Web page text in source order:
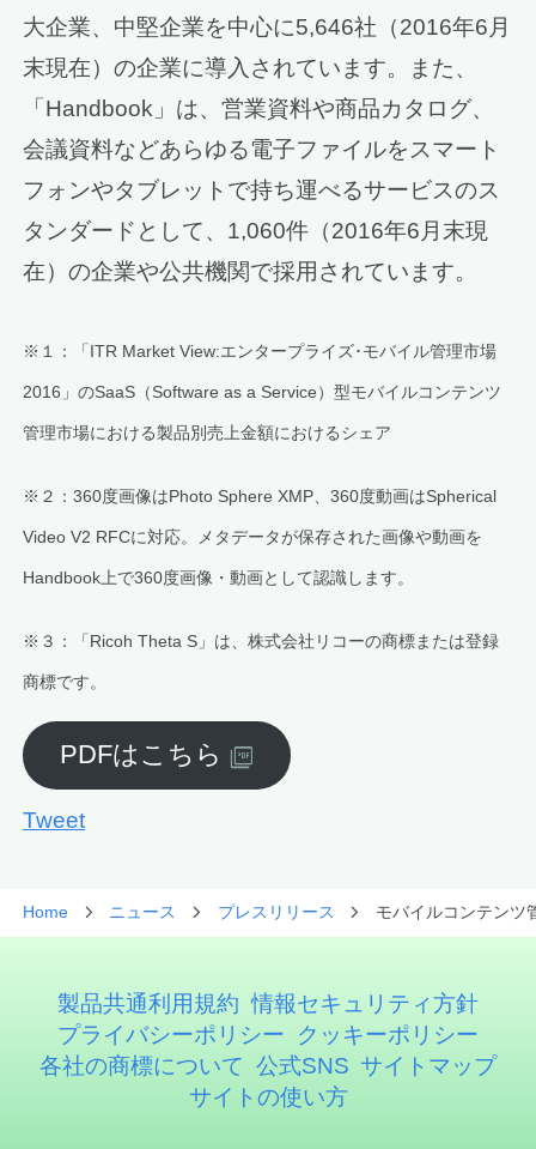
大企業、中堅企業を中心に5,646社（2016年6月
末現在）の企業に導入されています。また、
「Handbook」は、営業資料や商品カタログ、
会議資料などあらゆる電子ファイルをスマート
フォンやタブレットで持ち運べるサービスのス
タンダードとして、1,060件（2016年6月末現
在）の企業や公共機関で採用されています。
※１：「ITR Market View:エンタープライズ･モバイル管理市場
2016」のSaaS（Software as a Service）型モバイルコンテンツ
管理市場における製品別売上金額におけるシェア
※２：360度画像はPhoto Sphere XMP、360度動画はSpherical
Video V2 RFCに対応。メタデータが保存された画像や動画を
Handbook上で360度画像・動画として認識します。
※３：「Ricoh Theta S」は、株式会社リコーの商標または登録
商標です。
PDFはこちら
Tweet
Home ニュース プレスリリース モバイルコンテンツ
製品共通利用規約 情報セキュリティ方針
プライバシーポリシー
クッキーポリシー
各社の商標について 公式SNS サイトマップ
サイトの使い方